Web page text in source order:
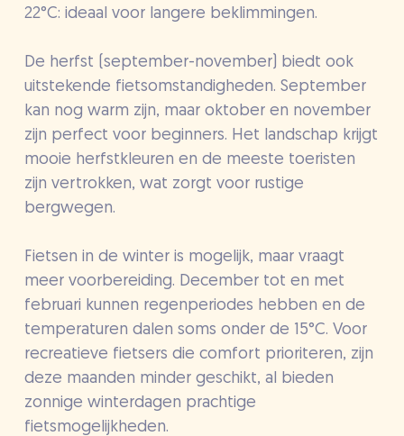
22°C: ideaal voor langere beklimmingen.
De herfst (september-november) biedt ook
uitstekende fietsomstandigheden. September
kan nog warm zijn, maar oktober en november
zijn perfect voor beginners. Het landschap krijgt
mooie herfstkleuren en de meeste toeristen
zijn vertrokken, wat zorgt voor rustige
bergwegen.
Fietsen in de winter is mogelijk, maar vraagt
meer voorbereiding. December tot en met
februari kunnen regenperiodes hebben en de
temperaturen dalen soms onder de 15°C. Voor
recreatieve fietsers die comfort prioriteren, zijn
deze maanden minder geschikt, al bieden
zonnige winterdagen prachtige
fietsmogelijkheden.